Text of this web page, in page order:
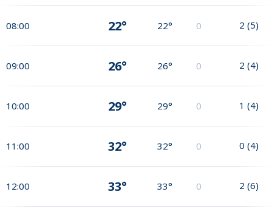
08:00 22° 22° 0 2 (5)
09:00 26° 26° 0 2 (4)
10:00 29° 29° 0 1 (4)
11:00 32° 32° 0 0 (4)
12:00 33° 33° 0 2 (6)